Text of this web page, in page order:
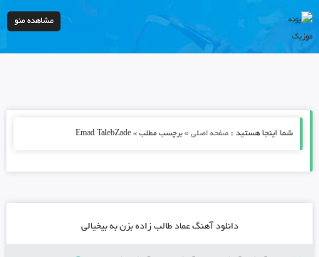
مشاهده منو
شما اینجا هستید : صفحه اصلی» برچسب مطلب » Emad TalebZade
دانلود آهنگ عماد طالب زاده بزن به بیخیالی